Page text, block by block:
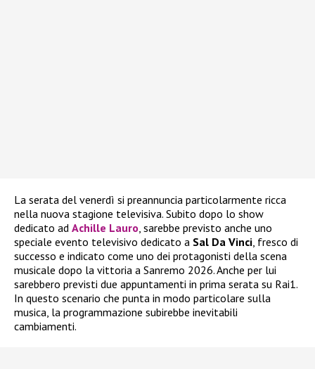
La serata del venerdì si preannuncia particolarmente ricca
nella nuova stagione televisiva. Subito dopo lo show
dedicato ad Achille Lauro , sarebbe previsto anche uno
speciale evento televisivo dedicato a Sal Da Vinci , fresco di
successo e indicato come uno dei protagonisti della scena
musicale dopo la vittoria a Sanremo 2026. Anche per lui
sarebbero previsti due appuntamenti in prima serata su Rai1.
In questo scenario che punta in modo particolare sulla
musica, la programmazione subirebbe inevitabili
cambiamenti.